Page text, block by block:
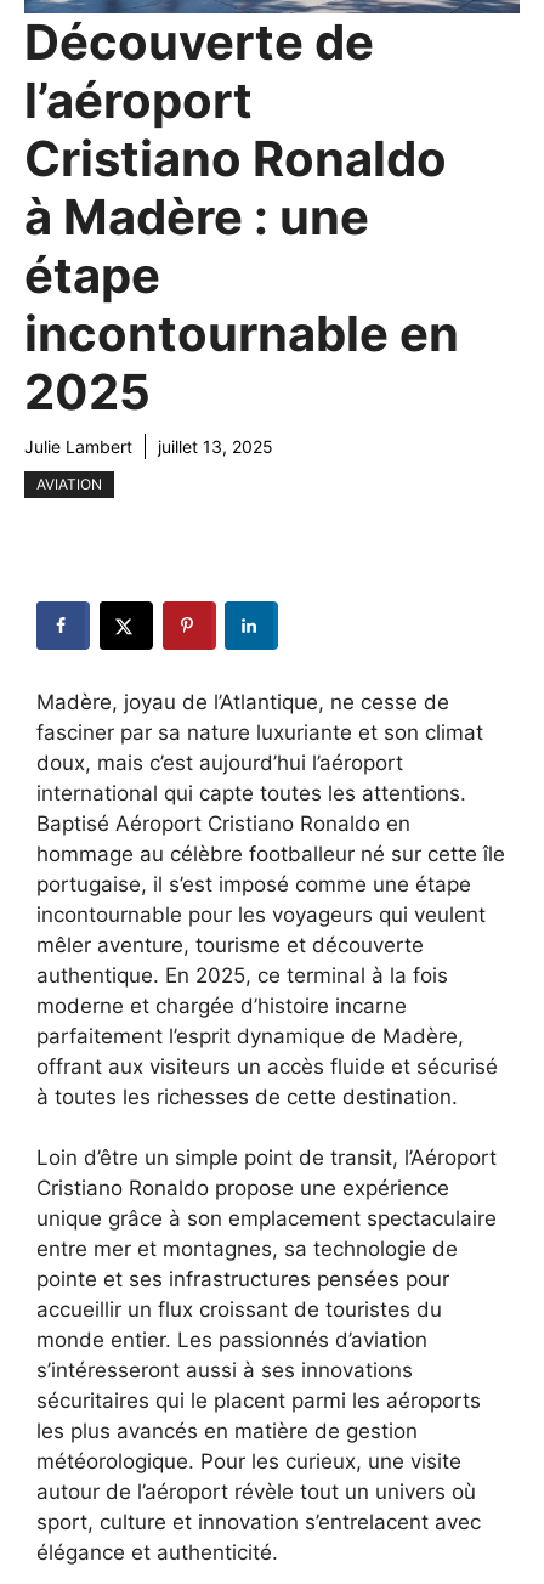
Découverte de
l’aéroport
Cristiano Ronaldo
à Madère : une
étape
incontournable en
2025
Julie Lambert juillet 13, 2025
AVIATION
Madère, joyau de l’Atlantique, ne cesse de
fasciner par sa nature luxuriante et son climat
doux, mais c’est aujourd’hui l’aéroport
international qui capte toutes les attentions.
Baptisé Aéroport Cristiano Ronaldo en
hommage au célèbre footballeur né sur cette île
portugaise, il s’est imposé comme une étape
incontournable pour les voyageurs qui veulent
mêler aventure, tourisme et découverte
authentique. En 2025, ce terminal à la fois
moderne et chargée d’histoire incarne
parfaitement l’esprit dynamique de Madère,
offrant aux visiteurs un accès fluide et sécurisé
à toutes les richesses de cette destination.
Loin d’être un simple point de transit, l’Aéroport
Cristiano Ronaldo propose une expérience
unique grâce à son emplacement spectaculaire
entre mer et montagnes, sa technologie de
pointe et ses infrastructures pensées pour
accueillir un flux croissant de touristes du
monde entier. Les passionnés d’aviation
s’intéresseront aussi à ses innovations
sécuritaires qui le placent parmi les aéroports
les plus avancés en matière de gestion
météorologique. Pour les curieux, une visite
autour de l’aéroport révèle tout un univers où
sport, culture et innovation s’entrelacent avec
élégance et authenticité.